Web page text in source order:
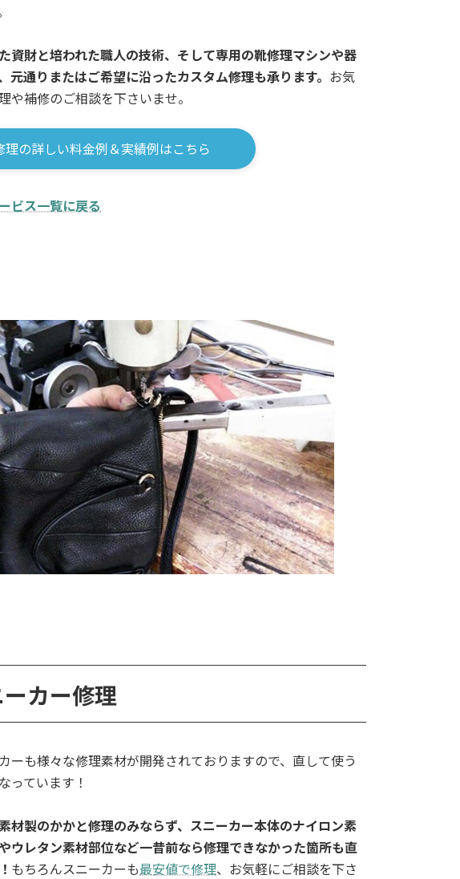
資財と培われた職人の技術、そして専用の靴修理マシンや器
元通りまたはご希望に沿ったカスタム修理も承ります。 お気
や補修のご相談を下さいませ。
理の詳しい料金例＆実績例はこちら
ビス一覧に戻る
カー修理
ーも様々な修理素材が開発されておりますので、直して使う
っています！
材製のかかと修理のみならず、スニーカー本体のナイロン素
ウレタン素材部位など一昔前なら修理できなかった箇所も直
もちろんスニーカーも最安値で修理、お気軽にご相談を下さ